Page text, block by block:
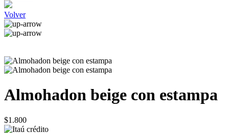
Volver
Almohadon beige con estampa
$1.800